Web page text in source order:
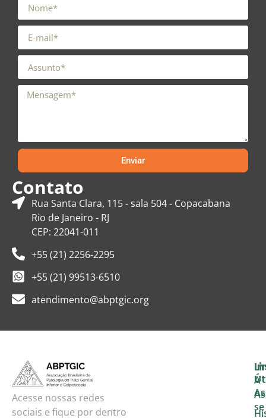
Enviar
Contato
Rua Santa Clara, 115 - sala 504 - Copacabana
Rio de Janeiro - RJ
CEP: 22041-011
+55 (21) 2256-2295
+55 (21) 99513-6510
atendimento@abptgic.org
Acesse nossas redes
sociais e fique por dentro
A
se